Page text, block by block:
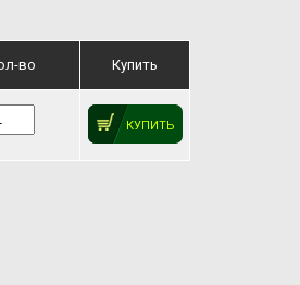
во Купить
КУПИТЬ